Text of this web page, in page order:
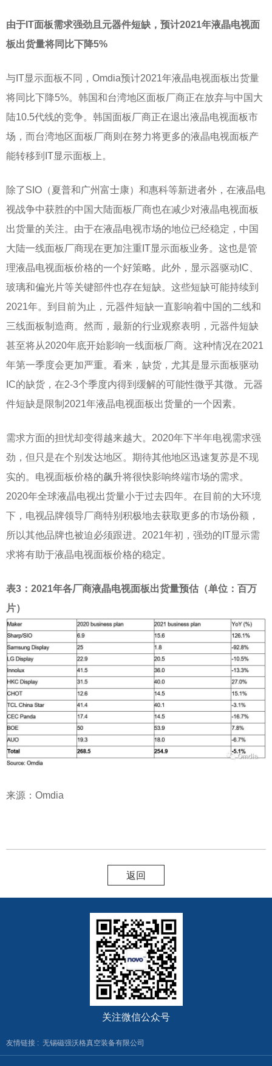
由于 IT面板需求强劲且元器件短缺，预计2021年液晶电视面
板出货量将同比下降5%
与 IT显示面板不同，Omdia预计2021年液晶电视面板出货量
将同比下降5%。韩国和台湾地区面板厂商正在放弃与中国大
陆10.5代线的竞争。韩国面板厂商正在退出液晶电视面板市
场，而台湾地区面板厂商则在努力将更多的液晶电视面板产
能转移到IT显示面板上。
除了SIO（夏普和广州富士康）和惠科等新进者外，在液晶电
视战争中获胜的中国大陆面板厂商也在减少对液晶电视面板
出货量的关注。由于在液晶电视市场的地位已经稳定，中国
大陆一线面板厂商现在更加注重IT显示面板业务。这也是管
理液晶电视面板价格的一个好策略。此外，显示器驱动IC、
玻璃和偏光片等关键部件也存在短缺。这些短缺可能持续到
2021年。到目前为止，元器件短缺一直影响着中国的二线和
三线面板制造商。然而，最新的行业观察表明，元器件短缺
甚至将从2020年底开始影响一线面板厂商。这种情况在2021
年第一季度会更加严重。看来，缺货，尤其是显示面板驱动
IC的缺货，在2-3个季度内得到缓解的可能性微乎其微。元器
件短缺是限制2021年液晶电视面板出货量的一个因素。
需求方面的担忧却变得越来越大。 2020年下半年电视需求强
劲，但只是在个别发达地区。期待其他地区迅速复苏是不现
实的。电视面板价格的飙升将很快影响终端市场的需求。
2020年全球液晶电视出货量小于过去四年。在目前的大环境
下，电视品牌领导厂商特别积极地去获取更多的市场份额，
所以其他品牌也被迫必须跟进。2021年初，强劲的IT显示需
求将有助于液晶电视面板价格的稳定。
表3：2021年各厂商液晶电视面板出货量预估（单位：百万
片）
来源： Omdia
返回
关注微信公众号
友情链接 : 无锡磁强沃格真空装备有限公司